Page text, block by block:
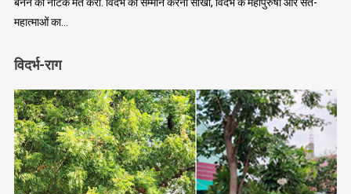
महात्माओं का…
विदर्भ-राग